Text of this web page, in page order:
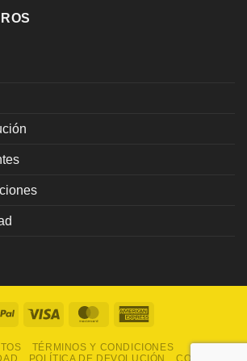
PayPal Visa MasterCard
TÉRMINOS Y CONDICIONES
POLÍTICA DE DEVOLUCIÓN CONTACTO